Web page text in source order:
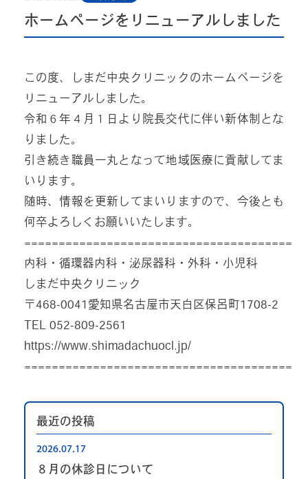
ホームページをリニューアルしました
この度、しまだ中央クリニックのホームページを
リニューアルしました。
令和６年４月１日より院長交代に伴い新体制とな
りました。
引き続き職員一丸となって地域医療に貢献してま
いります。
随時、情報を更新してまいりますので、今後とも
何卒よろしくお願いいたします。
=======================================
内科・循環器内科・泌尿器科・外科・小児科
しまだ中央クリニック
〒468-0041愛知県名古屋市天白区保呂町1708-2
TEL 052-809-2561
https://www.shimadachuocl.jp/
=======================================
最近の投稿
８月の休診日について
2026.07.17